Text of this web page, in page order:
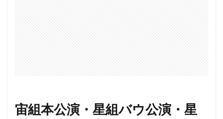
宙組本公演・星組バウ公演・星